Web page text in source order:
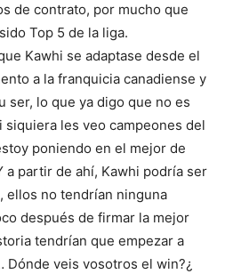
de contrato, por mucho que
Top 5 de la liga.
Kawhi se adaptase desde el
a la franquicia canadiense y
ser, lo que ya digo que no es
siquiera les veo campeones del
poniendo en el mejor de
a partir de ahí, Kawhi podría ser
ellos no tendrían ninguna
después de firmar la mejor
tendrían que empezar a
Dónde veis vosotros el win?¿